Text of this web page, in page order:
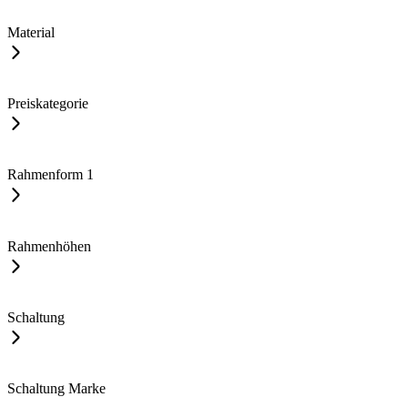
Material
Preiskategorie
Rahmenform 1
Rahmenhöhen
Schaltung
Schaltung Marke